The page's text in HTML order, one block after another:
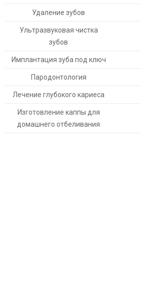
Удаление зубов
Ультразвуковая чистка
зубов
Имплантация зуба под ключ
Пародонтология
Лечение глубокого кариеса
Изготовление каппы для
домашнего отбеливания